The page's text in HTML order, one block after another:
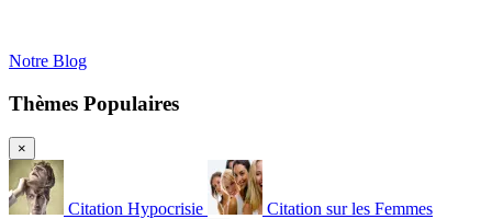
Notre Blog
Thèmes Populaires
×
Citation Hypocrisie Citation sur les Femmes